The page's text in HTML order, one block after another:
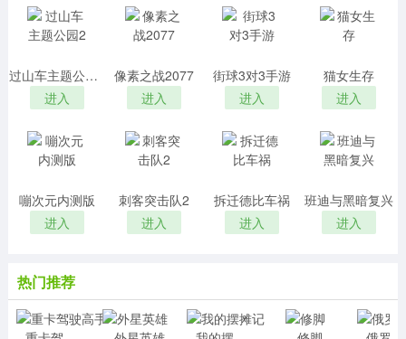
过山车主题公园2
进入
像素之战2077
进入
街球3对3手游
进入
猫女生存
进入
嘣次元内测版
进入
刺客突击队2
进入
拆迁德比车祸
进入
班迪与黑暗复兴
进入
热门推荐